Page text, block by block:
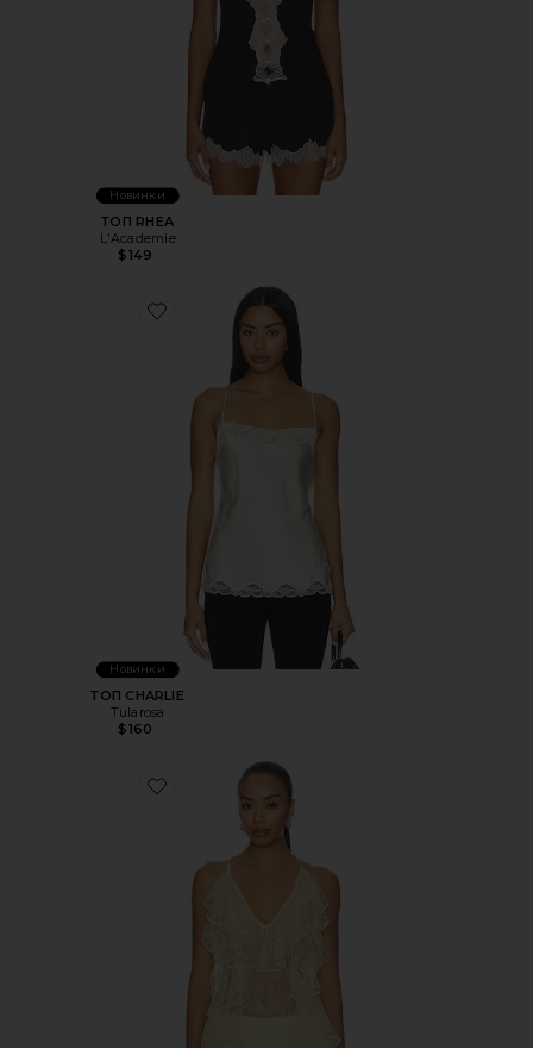
Новинки
ТОП RHEA
L'Academie
$149
Favorite ТОП CHARLIE
Новинки
ТОП CHARLIE
Tularosa
$160
Favorite ТОП SALONE